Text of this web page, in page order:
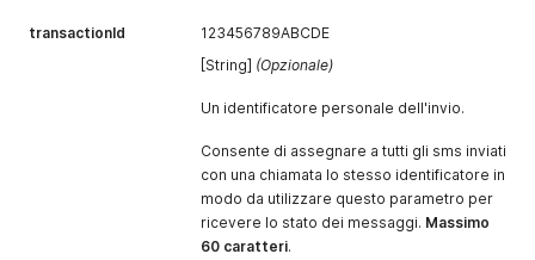
transactionId
123456789ABCDE
[String] (Opzionale)
Un identificatore personale dell'invio.
Consente di assegnare a tutti gli sms inviati
con una chiamata lo stesso identificatore in
modo da utilizzare questo parametro per
ricevere lo stato dei messaggi. Massimo
60 caratteri.